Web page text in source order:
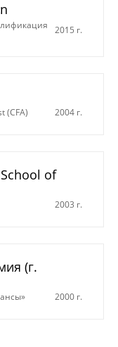
2015 г.
(CFA) 2004 г.
of
2003 г.
(г.
2000 г.